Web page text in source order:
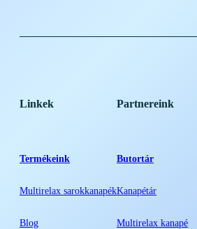
Linkek
Termékeink
Multirelax sarokkanapék
Blog
Partnereink
Butortár
Kanapétár
Multirelax kanapé